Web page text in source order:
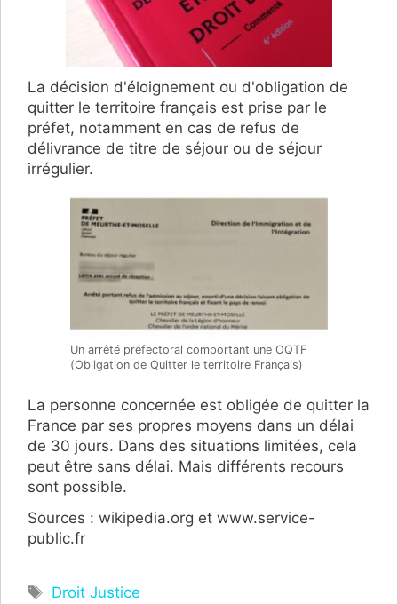
La décision d'éloignement ou d'obligation de
quitter le territoire français est prise par le
préfet, notamment en cas de refus de
délivrance de titre de séjour ou de séjour
irrégulier.
Un arrêté préfectoral comportant une OQTF
(Obligation de Quitter le territoire Français)
La personne concernée est obligée de quitter la
France par ses propres moyens dans un délai
de 30 jours. Dans des situations limitées, cela
peut être sans délai. Mais différents recours
sont possible.
Sources : wikipedia.org et www.service-
public.fr
Étiquettes
Droit Justice